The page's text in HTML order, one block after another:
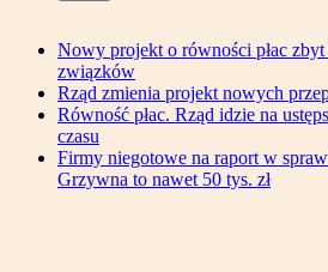
Nowy projekt o równości płac
związków
Rząd zmienia projekt nowych
Równość płac. Rząd idzie na
czasu
Firmy niegotowe na raport w
Grzywna to nawet 50 tys. zł